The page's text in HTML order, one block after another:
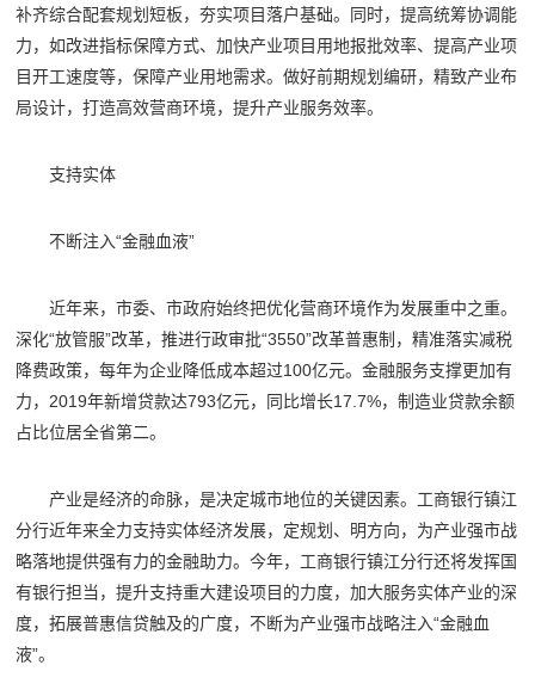
补齐综合配套规划短板，夯实项目落户基础。同时，提高统筹协调能
力，如改进指标保障方式、加快产业项目用地报批效率、提高产业项
目开工速度等，保障产业用地需求。做好前期规划编研，精致产业布
局设计，打造高效营商环境，提升产业服务效率。
支持实体
不断注入“金融血液”
近年来，市委、市政府始终把优化营商环境作为发展重中之重。
深化“放管服”改革，推进行政审批“3550”改革普惠制，精准落实减税
降费政策，每年为企业降低成本超过100亿元。金融服务支撑更加有
力，2019年新增贷款达793亿元，同比增长17.7%，制造业贷款余额
占比位居全省第二。
产业是经济的命脉，是决定城市地位的关键因素。工商银行镇江
分行近年来全力支持实体经济发展，定规划、明方向，为产业强市战
略落地提供强有力的金融助力。今年，工商银行镇江分行还将发挥国
有银行担当，提升支持重大建设项目的力度，加大服务实体产业的深
度，拓展普惠信贷触及的广度，不断为产业强市战略注入“金融血
液”。